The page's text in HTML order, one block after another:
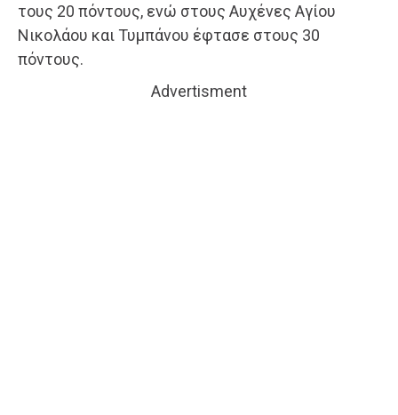
τους 20 πόντους, ενώ στους Αυχένες Αγίου
Νικολάου και Τυμπάνου έφτασε στους 30
πόντους.
Advertisment